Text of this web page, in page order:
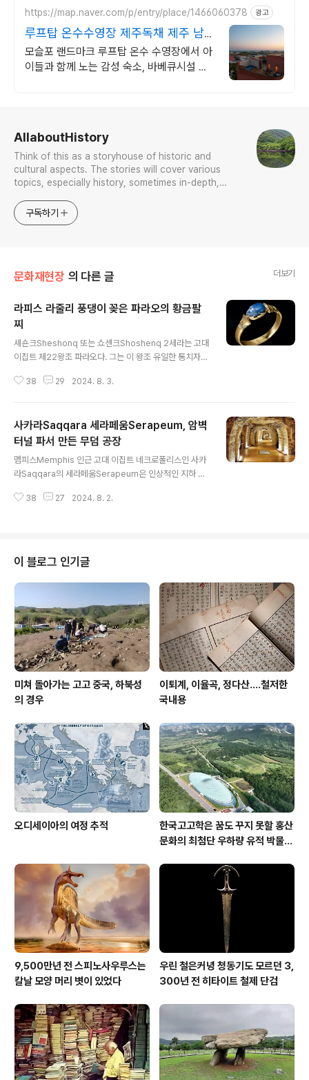
https://map.naver.com/p/entry/place/1466060378 광고
루프탑 온수수영장 제주독채 제주 남쪽
럭셔리 힐링숙소
모슬포 랜드마크 루프탑 온수 수영장에서 아
이들과 함께 노는 감성 숙소, 바베큐시설 제
AllaboutHistory
Think of this as a storyhouse of historic and
cultural aspects. The stories will cover various
topics, especially history, sometimes in-depth,
approach will be to resist any common sense or
generalized viewpoint
구독하기
문화재현장 의 다른 글 더보기
라피스 라줄리 풍댕이 꽂은 파라오의 황금팔
찌
셰숀크Sheshonq 또는 쇼센크Shoshenq 2세라는 고대
이집트 제22왕조 파라오다. 그는 이 왕조 유일한 통치자
기법이 무엇인지 모르겠다. 일단 저리 적어둔다.) 그의 마지
ntechamber에서 발견했다. 그의 관 뚜껑은 그해 3월 2
0일 이집트 파루크Farouk 왕이 보는 앞에서 열렸다. 아름
다운 매 머리 은관과 황금제 장례용 마스크와 함께, 많은 보
석으로 장식한 팔찌와 장식품이 껴묻거리로 발견됐다. 가
면은 왕 얼굴에 씌워진 상태였다. 사진은 그의 팔찌 brace
let 다. 금으로 제작했고 라피스 라줄리 lap..
38 29 2024. 8. 3.
사카라Saqqara 세라페움Serapeum, 암벽
터널 파서 만든 무덤 공장
멤피스Memphis 인근 고대 이집트 네크로폴리스인 사카
라Saqqara의 세라페움Serapeum은 인상적인 지하 무
년경)에 건설된 이 건축물은 바위를 깎아 만든 일련의 커다
달하는 거대한 화강암 석관이 있다.저 유적은 앞으로 자세
히 소개할 기회가 있을 테니 일단은 맛뵈기로만 생각해주
셨으면 한다.
38 27 2024. 8. 2.
이 블로그 인기글
미쳐 돌아가는 고고 중국, 하북성
의 경우
이퇴계, 이율곡, 정다산....철저한
국내용
오디세이아의 여정 추적
한국고고학은 꿈도 꾸지 못할 홍산
문화의 최첨단 우하량 유적 박물관
9,500만년 전 스피노사우루스는
칼날 모양 머리 볏이 있었다
우린 철은커녕 청동기도 모르던 3,
300년 전 히타이트 철제 단검